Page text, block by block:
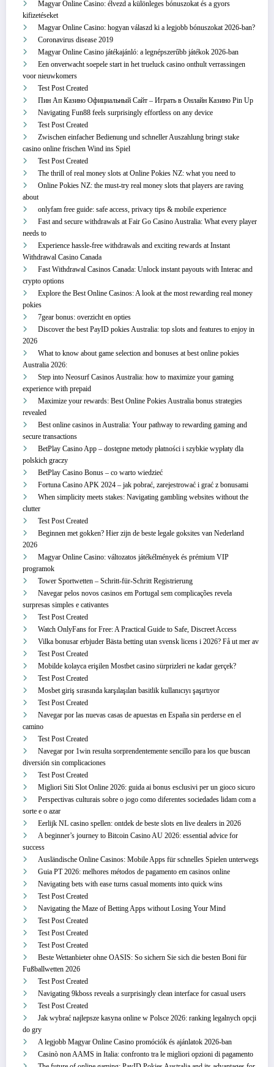
Magyar Online Casino: élvezd a különleges bónuszokat és a gyors
kifizetéseket
Magyar Online Casino: hogyan válaszd ki a legjobb bónuszokat 2026-ban?
Coronavirus disease 2019
Magyar Online Casino játékajánló: a legnépszerűbb játékok 2026-ban
Een onverwacht soepele start in het trueluck casino onthult verrassingen
voor nieuwkomers
Test Post Created
Пин Ап Казино Официальный Сайт – Играть в Онлайн Казино Pin Up
Navigating Fun88 feels surprisingly effortless on any device
Test Post Created
Zwischen einfacher Bedienung und schneller Auszahlung bringt stake
casino online frischen Wind ins Spiel
Test Post Created
The thrill of real money slots at Online Pokies NZ: what you need to
Online Pokies NZ: the must-try real money slots that players are raving
about
onlyfam free guide: safe access, privacy tips & mobile experience
Fast and secure withdrawals at Fair Go Casino Australia: What every player
needs to
Experience hassle-free withdrawals and exciting rewards at Instant
Withdrawal Casino Canada
Fast Withdrawal Casinos Canada: Unlock instant payouts with Interac and
crypto options
Explore the Best Online Casinos: A look at the most rewarding real money
pokies
7gear bonus: overzicht en opties
Discover the best PayID pokies Australia: top slots and features to enjoy in
2026
What to know about game selection and bonuses at best online pokies
Australia 2026:
Step into Neosurf Casinos Australia: how to maximize your gaming
experience with prepaid
Maximize your rewards: Best Online Pokies Australia bonus strategies
revealed
Best online casinos in Australia: Your pathway to rewarding gaming and
secure transactions
BetPlay Casino App – dostępne metody płatności i szybkie wypłaty dla
polskich graczy
BetPlay Casino Bonus – co warto wiedzieć
Fortuna Casino APK 2024 – jak pobrać, zarejestrować i grać z bonusami
When simplicity meets stakes: Navigating gambling websites without the
clutter
Test Post Created
Beginnen met gokken? Hier zijn de beste legale goksites van Nederland
2026
Magyar Online Casino: változatos játékélmények és prémium VIP
programok
Tower Sportwetten – Schritt‑für‑Schritt Registrierung
Navegar pelos novos casinos em Portugal sem complicações revela
surpresas simples e cativantes
Test Post Created
Watch OnlyFans for Free: A Practical Guide to Safe, Discreet Access
Vilka bonusar erbjuder Bästa betting utan svensk licens i 2026? Få ut mer av
Test Post Created
Mobilde kolayca erişilen Mostbet casino sürprizleri ne kadar gerçek?
Test Post Created
Mosbet giriş sırasında karşılaşılan basitlik kullanıcıyı şaşırtıyor
Test Post Created
Navegar por las nuevas casas de apuestas en España sin perderse en el
camino
Test Post Created
Navegar por 1win resulta sorprendentemente sencillo para los que buscan
diversión sin complicaciones
Test Post Created
Migliori Siti Slot Online 2026: guida ai bonus esclusivi per un gioco sicuro
Perspectivas culturais sobre o jogo como diferentes sociedades lidam com a
sorte e o azar
Eerlijk NL casino spellen: ontdek de beste slots en live dealers in 2026
A beginner’s journey to Bitcoin Casino AU 2026: essential advice for
success
Ausländische Online Casinos: Mobile Apps für schnelles Spielen unterwegs
Guia PT 2026: melhores métodos de pagamento em casinos online
Navigating bets with ease turns casual moments into quick wins
Test Post Created
Navigating the Maze of Betting Apps without Losing Your Mind
Test Post Created
Test Post Created
Test Post Created
Beste Wettanbieter ohne OASIS: So sichern Sie sich die besten Boni für
Fußballwetten 2026
Test Post Created
Navigating 9kboss reveals a surprisingly clean interface for casual users
Test Post Created
Jak wybrać najlepsze kasyna online w Polsce 2026: ranking legalnych opcji
do gry
A legjobb Magyar Online Casino promóciók és ajánlatok 2026-ban
Casinò non AAMS in Italia: confronto tra le migliori opzioni di pagamento